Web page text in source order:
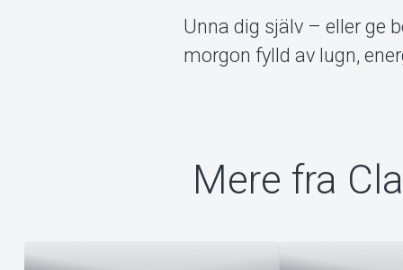
Unna dig själv – eller ge
morgon fylld av lugn,
Mere fra